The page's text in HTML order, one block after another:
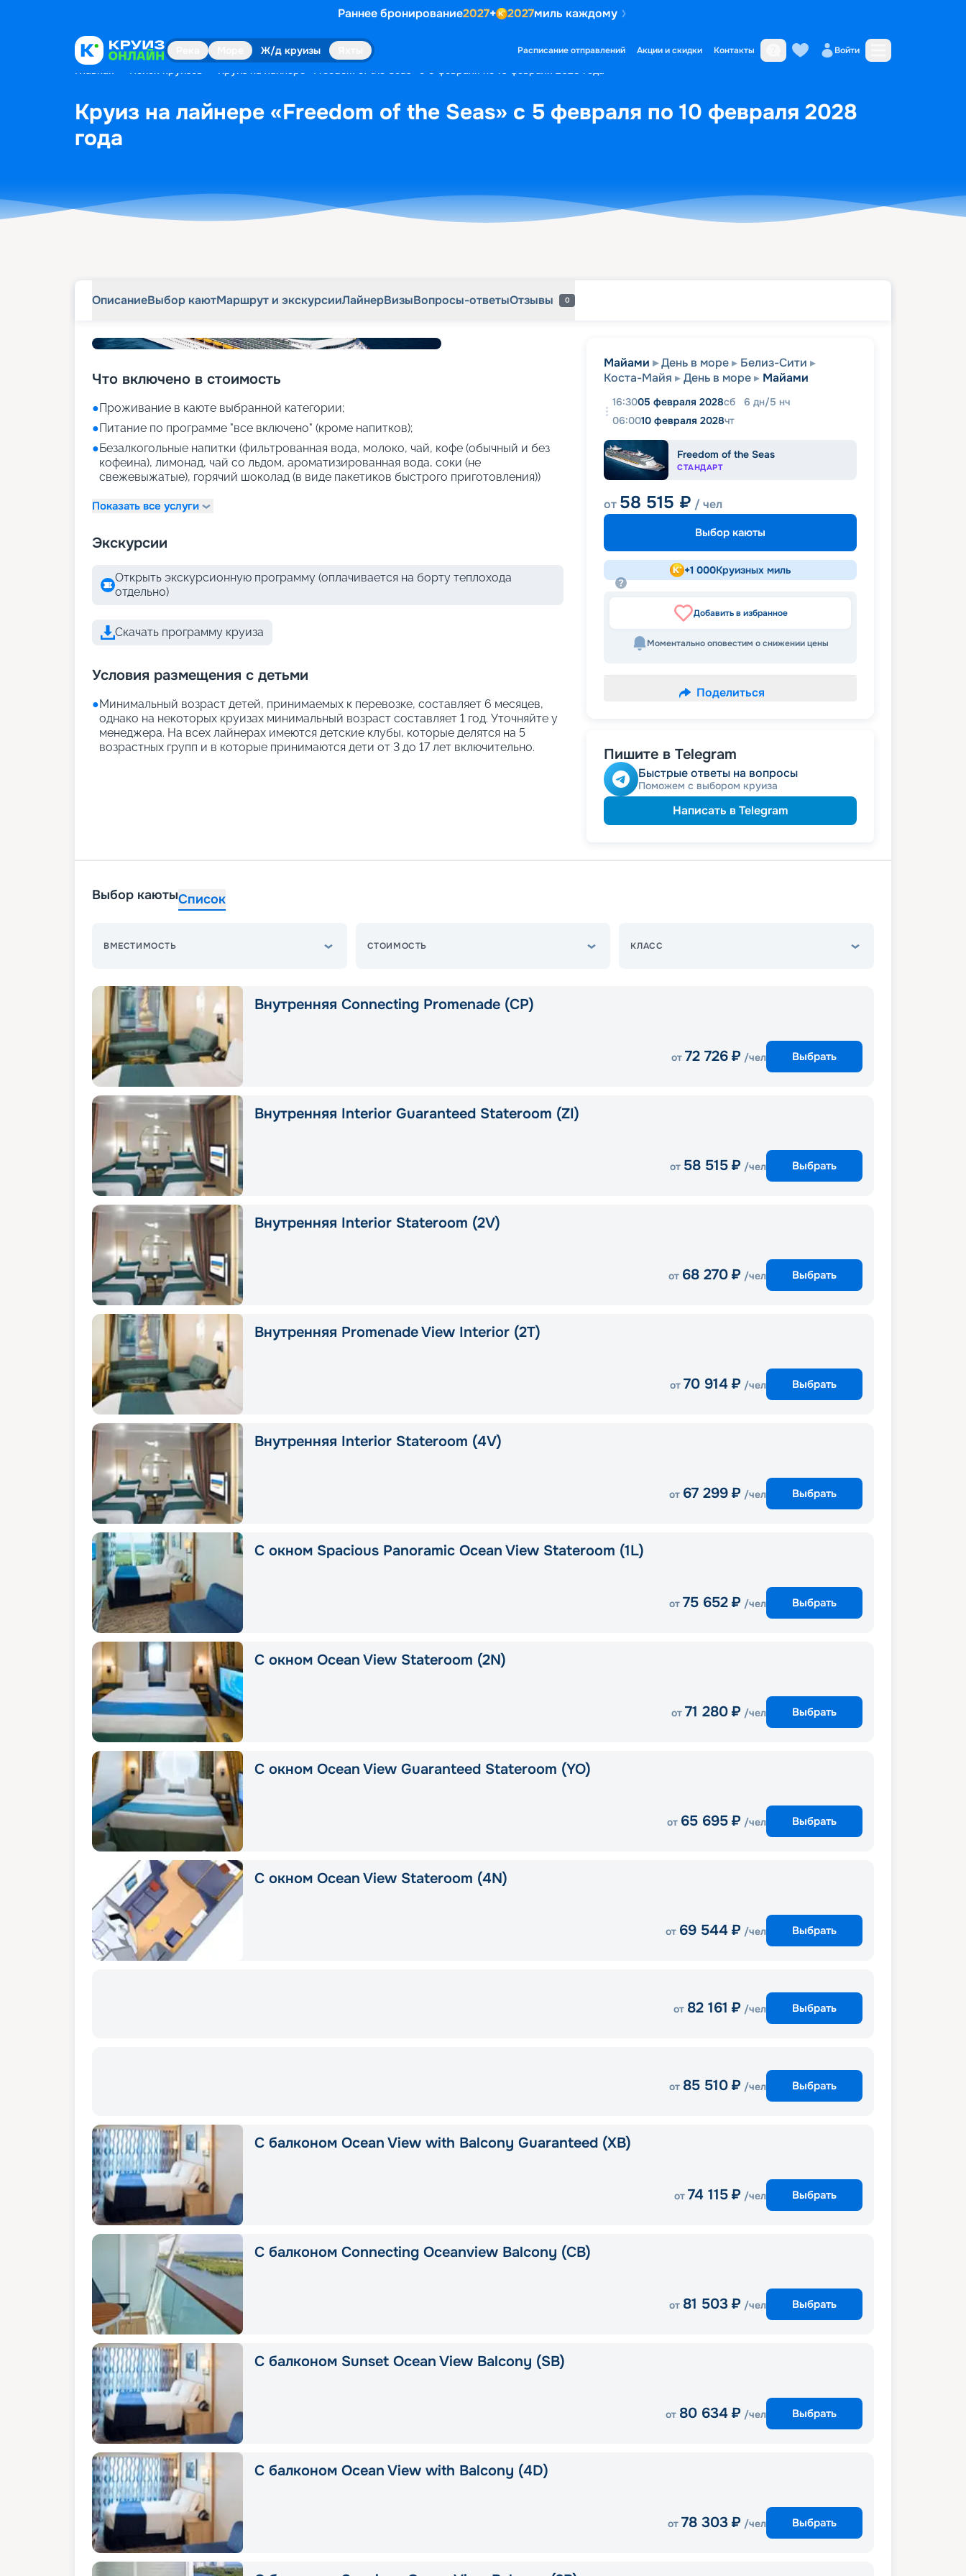
Раннее бронирование2027+ 2027миль каждому
Ж/д круизы Расписание отправлений Акции и скидки Контакты Войти
Главная Поиск круизов Круиз на лайнере «Freedom of the Seas» с 5 февраля по 10 февраля 2028 года
Круиз на лайнере «Freedom of the Seas» с 5 февраля по 10 февраля 2028
года
ОписаниеВыбор каютМаршрут и экскурсииЛайнерВизыВопросы-ответыОтзывы 0
Что включено в стоимость
●Проживание в каюте выбранной категории;
●Питание по программе "все включено" (кроме напитков);
●Безалкогольные напитки (фильтрованная вода, молоко, чай, кофе (обычный и без
кофеина), лимонад, чай со льдом, ароматизированная вода, соки (не
свежевыжатые), горячий шоколад (в виде пакетиков быстрого приготовления))
Показать все услуги
Экскурсии
Открыть экскурсионную программу (оплачивается на борту теплохода
отдельно)
Скачать программу круиза
Условия размещения с детьми
●Минимальный возраст детей, принимаемых к перевозке, составляет 6 месяцев,
однако на некоторых круизах минимальный возраст составляет 1 год. Уточняйте у
менеджера. На всех лайнерах имеются детские клубы, которые делятся на 5
возрастных групп и в которые принимаются дети от 3 до 17 лет включительно.
Майами День в море
Белиз-Сити
Коста-Майя
День в море Майами
16:3005 февраля 2028сб 6 дн/5 нч
06:0010 февраля 2028чт
Freedom of the Seas
СТАНДАРТ
от 58 515 ₽ / чел
Выбор каюты
+1 000Круизных миль
Добавить в избранное
Моментально оповестим о снижении цены
Поделиться
Пишите в Telegram
Быстрые ответы на вопросы
Поможем с выбором круиза
Написать в Telegram
Выбор каютыСписок
ВМЕСТИМОСТЬ СТОИМОСТЬ КЛАСС
Внутренняя Connecting Promenade (CP)
от 72 726 ₽ /чел Выбрать
Внутренняя Interior Guaranteed Stateroom (ZI)
от 58 515 ₽ /чел Выбрать
Внутренняя Interior Stateroom (2V)
от 68 270 ₽ /чел Выбрать
Внутренняя Promenade View Interior (2T)
от 70 914 ₽ /чел Выбрать
Внутренняя Interior Stateroom (4V)
от 67 299 ₽ /чел Выбрать
С окном Spacious Panoramic Ocean View Stateroom (1L)
от 75 652 ₽ /чел Выбрать
С окном Ocean View Stateroom (2N)
от 71 280 ₽ /чел Выбрать
С окном Ocean View Guaranteed Stateroom (YO)
от 65 695 ₽ /чел Выбрать
С окном Ocean View Stateroom (4N)
от 69 544 ₽ /чел Выбрать
от 82 161 ₽ /чел Выбрать
от 85 510 ₽ /чел Выбрать
С балконом Ocean View with Balcony Guaranteed (XB)
от 74 115 ₽ /чел Выбрать
С балконом Connecting Oceanview Balcony (CB)
от 81 503 ₽ /чел Выбрать
С балконом Sunset Ocean View Balcony (SB)
от 80 634 ₽ /чел Выбрать
С балконом Ocean View with Balcony (4D)
от 78 303 ₽ /чел Выбрать